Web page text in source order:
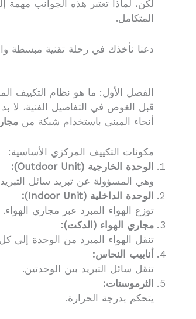
لكن، لماذا تعتبر هذه الجوانب
المتكامل.
دعنا نأخذك في رحلة تقنية مبسطة
الفصل الأول: ما هو نظام التكييف
قبل الغوص في التفاصيل الفنية، لا
أنحاء المبنى باستخدام شبكة من
مكونات التكييف المركزي الأساسية:
الوحدة الخارجية (Outdoor Unit):
وهي المسؤولة عن تبريد سائل
الوحدة الداخلية (Indoor Unit):
توزع الهواء المبرد عبر مجاري الهواء.
مجاري الهواء (الدكت):
تنقل الهواء المبرد من الوحدة إلى
أنابيب النحاس:
تنقل سائل التبريد بين الوحدتين.
الثرموستات:
يتحكم بدرجة الحرارة.